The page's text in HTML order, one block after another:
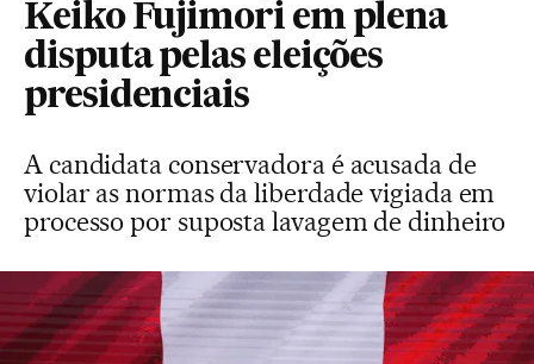
Keiko Fujimori em plena
disputa pelas eleições
presidenciais
A candidata conservadora é acusada de
violar as normas da liberdade vigiada em
processo por suposta lavagem de dinheiro